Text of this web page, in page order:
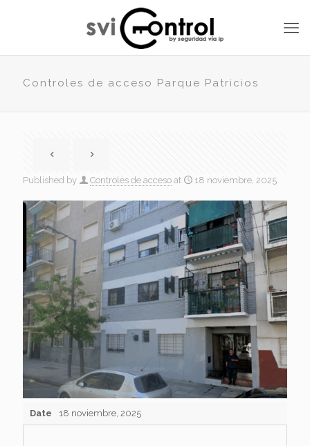
Controles de acceso Parque Patricios
Published by Controles de acceso at 18 noviembre, 2025
Date 18 noviembre, 2025